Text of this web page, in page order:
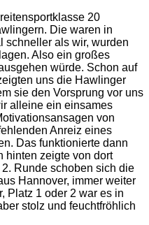
20
Die waren in
schneller als wir, wurden
Also ein großes
würde. Schon auf
uns die Hawlinger
sie den Vorsprung vor uns
alleine ein einsames
von
Anreiz eines
Das funktionierte dann
hinten zeigte von dort
Runde schoben sich die
Hannover, immer weiter
Platz 1 oder 2 war es in
stolz und feuchtfröhlich